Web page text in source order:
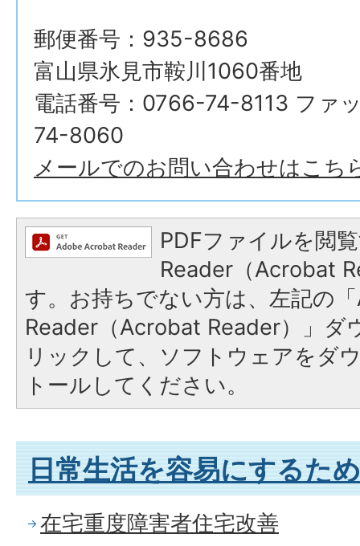
郵便番号：935-8686
富山県氷見市鞍川1060番地
電話番号：0766-74-8113 ファ
74-8060
メールでのお問い合わせはこち
PDFファイルを閲
Reader（Acrobat
す。お持ちでない方は、左記の
Reader（Acrobat Reader）」ダ
リックして、ソフトウェアをダ
トールしてください。
日常生活を容易にするた
在宅重度障害者住宅改善